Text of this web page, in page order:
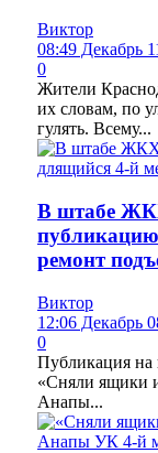
Виктор
08:49 Декабрь
0
Жители
их словам, по
гулять. Всему...
В штабе
ремонт
Виктор
12:06 Декабрь
0
Публикация на
«Сняли ящики
Анапы...